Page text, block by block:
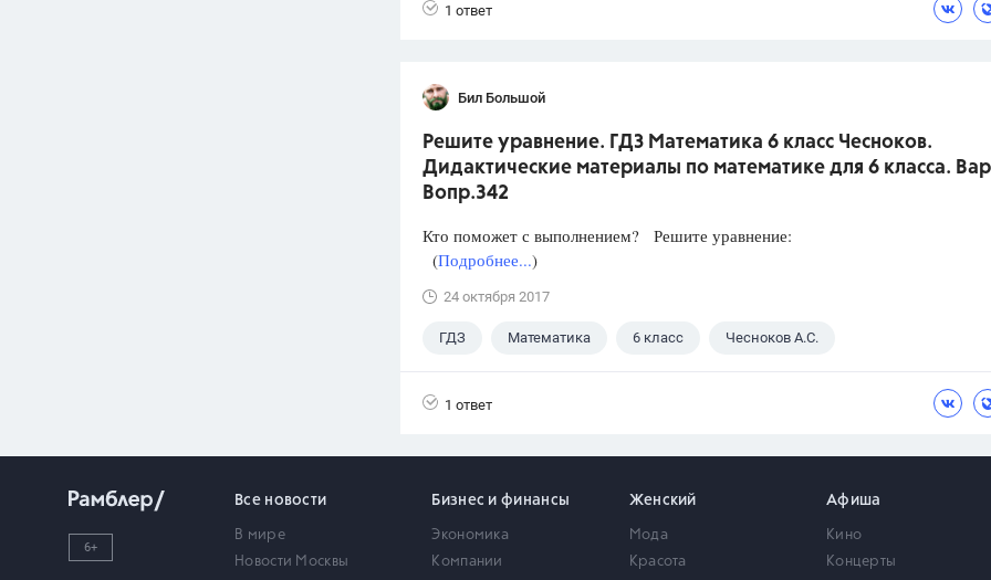
1 ответ
Бил Большой
Решите уравнение. ГДЗ Математика 6 класс Чесноков.
Дидактические материалы по математике для 6 класса.
Вопр.342
Кто поможет с выполнением? Решите уравнение:
(Подробнее...)
24 октября 2017
ГДЗ Математика 6 класс Чесноков А.С.
1 ответ
6+
Все новости
В мире
Новости Москвы
Бизнес и финансы
Экономика
Компании
Женский
Мода
Красота
Афиша
Кино
Концерты